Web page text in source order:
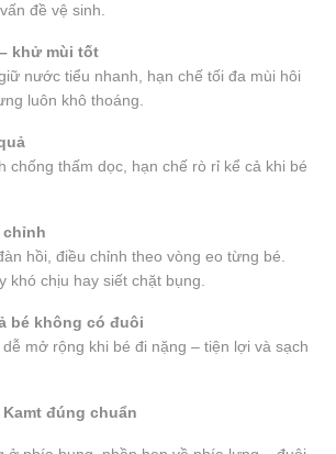
đề vệ sinh.
khử mùi tốt
nước tiểu nhanh, hạn chế tối đa mùi hôi
luôn khô thoáng.
chống thấm dọc, hạn chế rò rỉ kể cả khi bé
chỉnh
hồi, điều chỉnh theo vòng eo từng bé.
khó chịu hay siết chặt bụng.
bé không có đuôi
mở rộng khi bé đi nặng – tiện lợi và sạch
đúng chuẩn